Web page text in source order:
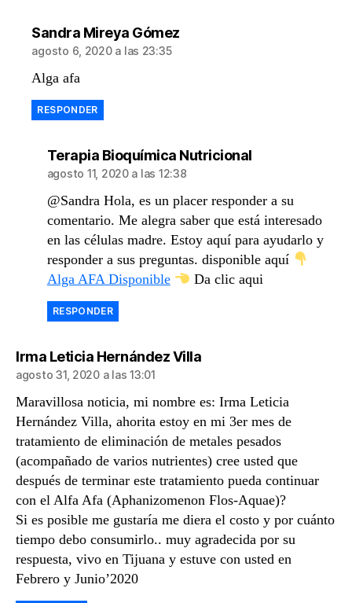
Sandra Mireya Gómezdice:
agosto 6, 2020 a las 23:35
Alga afa
RESPONDER
Terapia Bioquímica Nutricionaldice:
agosto 11, 2020 a las 12:38
@Sandra Hola, es un placer responder a su
comentario. Me alegra saber que está interesado
en las células madre. Estoy aquí para ayudarlo y
responder a sus preguntas. disponible aquí
Alga AFA Disponible
Da clic aqui
RESPONDER
Irma Leticia Hernández Villadice:
agosto 31, 2020 a las 13:01
Maravillosa noticia, mi nombre es: Irma Leticia
Hernández Villa, ahorita estoy en mi 3er mes de
tratamiento de eliminación de metales pesados
(acompañado de varios nutrientes) cree usted que
después de terminar este tratamiento pueda continuar
con el Alfa Afa (Aphanizomenon Flos-Aquae)?
Si es posible me gustaría me diera el costo y por cuánto
tiempo debo consumirlo.. muy agradecida por su
respuesta, vivo en Tijuana y estuve con usted en
Febrero y Junio’2020